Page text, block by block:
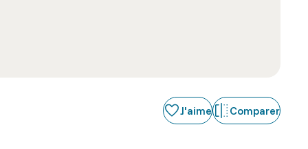
J'aime Comparer